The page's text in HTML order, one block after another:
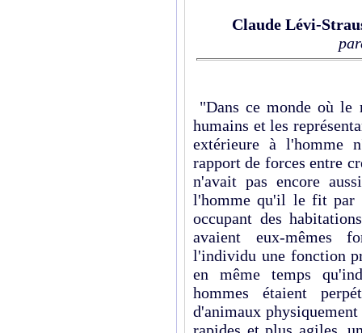
Claude Lévi-
"Dans ce monde où le
humains et les
extérieure à l'homme
rapport de forces entre
n'avait pas encore
l'homme qu'il le fit par
occupant des
avaient eux-mêmes
l'individu une fonction
en même temps
hommes étaient
d'animaux